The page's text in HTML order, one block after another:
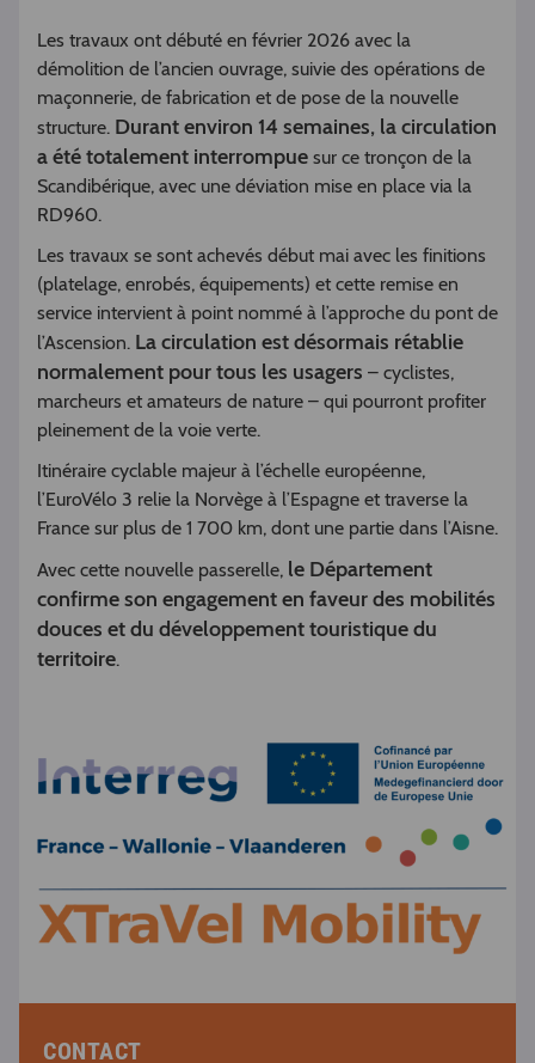
Les travaux ont débuté en février 2026 avec la
démolition de l’ancien ouvrage, suivie des opérations de
maçonnerie, de fabrication et de pose de la nouvelle
structure. Durant environ 14 semaines, la circulation
a été totalement interrompue sur ce tronçon de la
Scandibérique, avec une déviation mise en place via la
RD960.
Les travaux se sont achevés début mai avec les finitions
(platelage, enrobés, équipements) et cette remise en
service intervient à point nommé à l’approche du pont de
l’Ascension. La circulation est désormais rétablie
normalement pour tous les usagers – cyclistes,
marcheurs et amateurs de nature – qui pourront profiter
pleinement de la voie verte.
Itinéraire cyclable majeur à l’échelle européenne,
l’EuroVélo 3 relie la Norvège à l’Espagne et traverse la
France sur plus de 1 700 km, dont une partie dans l’Aisne.
Avec cette nouvelle passerelle, le Département
confirme son engagement en faveur des mobilités
douces et du développement touristique du
territoire.
CONTACT